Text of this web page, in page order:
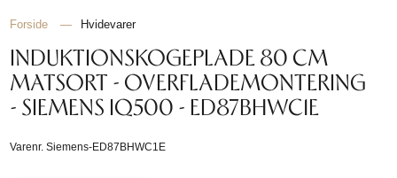
Forside — Hvidevarer
INDUKTIONSKOGEPLADE 80 CM
MATSORT - OVERFLADEMONTERING
- SIEMENS IQ500 - ED87BHWC1E
Varenr.Siemens-ED87BHWC1E